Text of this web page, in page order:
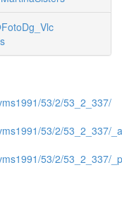
53/2/53_2_337/
53/2/53_2_337/
53/2/53_2_337/